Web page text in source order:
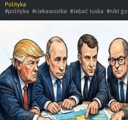
Polityka
#polityka #ciekawostka #Jebać tuska #nikt